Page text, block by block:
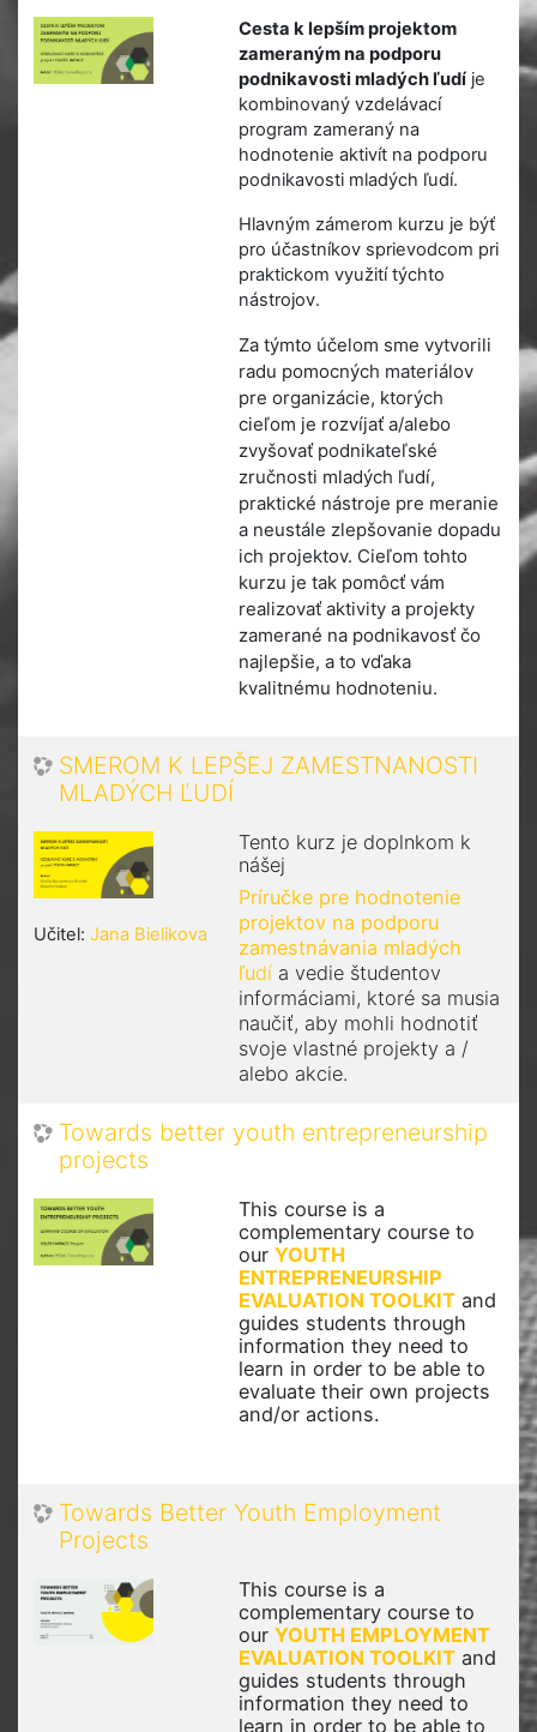
Cesta k lepším projektom
zameraným na podporu
podnikavosti mladých ľudíje
kombinovaný vzdelávací
program zameraný na
hodnotenie aktivít na podporu
podnikavosti mladých ľudí.
Hlavným zámerom kurzu je býť
pro účastníkov sprievodcom pri
praktickom využití týchto
nástrojov.
Za týmto účelom sme vytvorili
radu pomocných materiálov
pre organizácie, ktorých
cieľom je rozvíjať a/alebo
zvyšovať podnikateľské
zručnosti mladých ľudí,
praktické nástroje pre meranie
a neustále zlepšovanie dopadu
ich projektov. Cieľom tohto
kurzu je tak pomôcť vám
realizovať aktivity a projekty
zamerané na podnikavosť čo
najlepšie, a to vďaka
kvalitnému hodnoteniu.
SMEROM K LEPŠEJ ZAMESTNANOSTI
MLADÝCH ĽUDÍ
Tento kurz je doplnkom k
nášej
Príručke pre hodnotenie
projektov na podporu
zamestnávania mladých
ľudí a vedie študentov
informáciami, ktoré sa musia
naučiť, aby mohli hodnotiť
svoje vlastné projekty a /
alebo akcie.
Učitel: Jana Bielikova
Towards better youth entrepreneurship
projects
This course is a
complementary course to
our YOUTH
ENTREPRENEURSHIP
EVALUATION TOOLKITand
guides students through
information they need to
learn in order to be able to
evaluate their own projects
and/or actions.
Towards Better Youth Employment
Projects
This course is a
complementary course to
our YOUTH EMPLOYMENT
EVALUATION TOOLKITand
guides students through
information they need to
learn in order to be able to